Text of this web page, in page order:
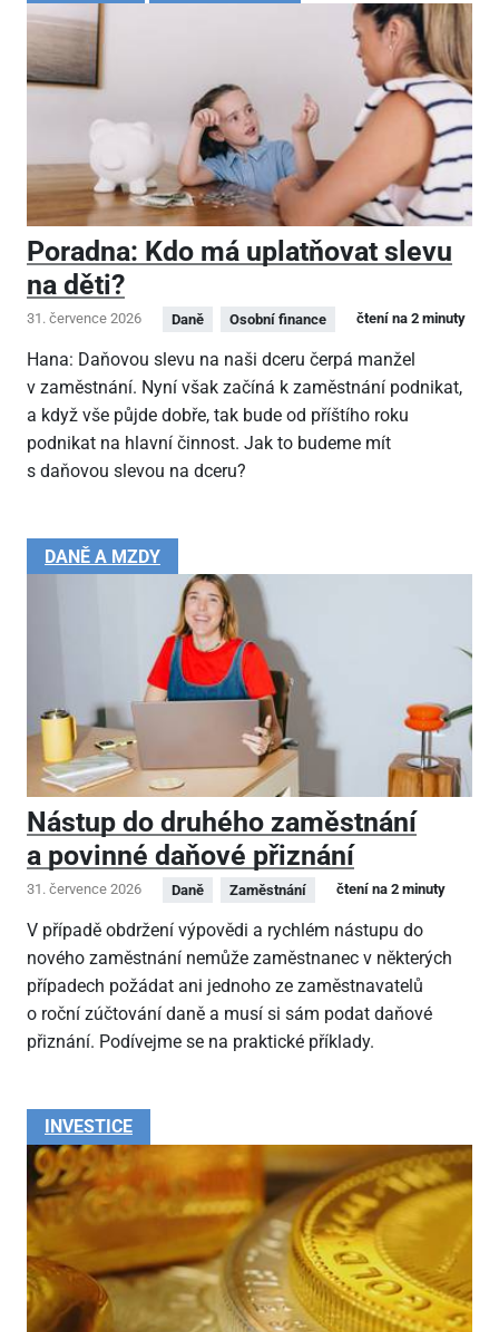
Poradna: Kdo má uplatňovat slevu
na děti?
31. července 2026 Daně Osobní finance čtení na 2 minuty
Hana: Daňovou slevu na naši dceru čerpá manžel
v zaměstnání. Nyní však začíná k zaměstnání podnikat,
a když vše půjde dobře, tak bude od příštího roku
podnikat na hlavní činnost. Jak to budeme mít
s daňovou slevou na dceru?
DANĚ A MZDY
Nástup do druhého zaměstnání
a povinné daňové přiznání
31. července 2026 Daně Zaměstnání čtení na 2 minuty
V případě obdržení výpovědi a rychlém nástupu do
nového zaměstnání nemůže zaměstnanec v některých
případech požádat ani jednoho ze zaměstnavatelů
o roční zúčtování daně a musí si sám podat daňové
přiznání. Podívejme se na praktické příklady.
INVESTICE